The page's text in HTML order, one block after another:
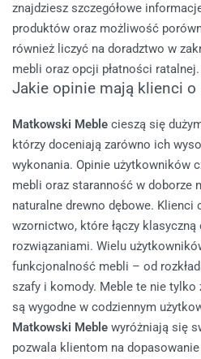
znajdziesz szczegółowe
produktów oraz możliwość
również liczyć na doradztwo w
mebli oraz opcji płatności ratalnej.
Jakie opinie mają klienci
Matkowski Meble cieszą się
którzy doceniają zarówno ich
wykonania. Opinie użytkowników
mebli oraz staranność w doborze
naturalne drewno dębowe. Klienci
wzornictwo, które łączy
rozwiązaniami. Wielu
funkcjonalność mebli – od
szafy i komody. Meble te nie tylko
są wygodne w codziennym
Matkowski Meble wyróżniają się
pozwala klientom na